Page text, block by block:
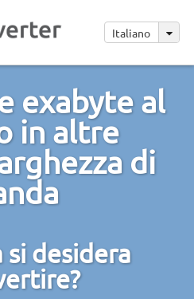
Italiano
exabyte al
in altre
di
si desidera